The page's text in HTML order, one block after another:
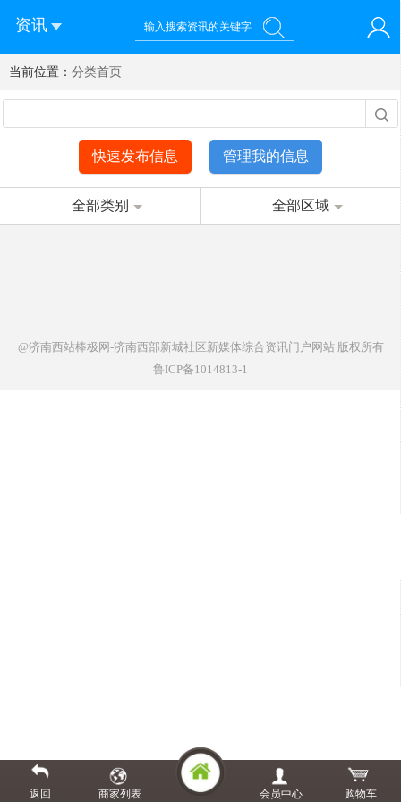
资讯
您好！欢迎来到济南西站棒极网-济南西部新城社区新媒体综
合资讯门户网站
登录 注册 微信快速登录
当前位置： 分类首页
快速发布信息 管理我的信息
全部类别 全部区域
@济南西站棒极网-济南西部新城社区新媒体综合资讯门户网站版权所有
鲁ICP备1014813-1
返回 商家列表 会员中心 购物车